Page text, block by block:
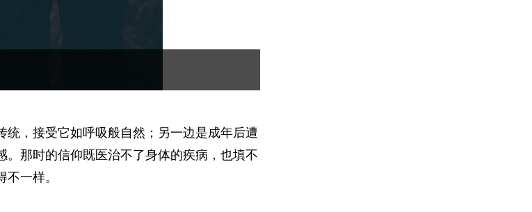
，接受它如呼吸般自然；另一边是成年后遭
那时的信仰既医治不了身体的疾病，也填不
一样。